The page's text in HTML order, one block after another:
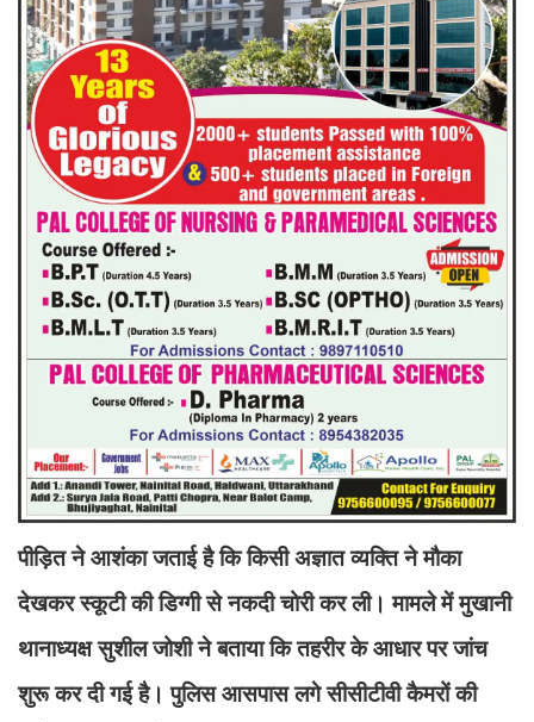
पीड़ित ने आशंका जताई है कि किसी अज्ञात व्यक्ति ने मौका
देखकर स्कूटी की डिग्गी से नकदी चोरी कर ली। मामले में मुखानी
थानाध्यक्ष सुशील जोशी ने बताया कि तहरीर के आधार पर जांच
शुरू कर दी गई है। पुलिस आसपास लगे सीसीटीवी कैमरों की